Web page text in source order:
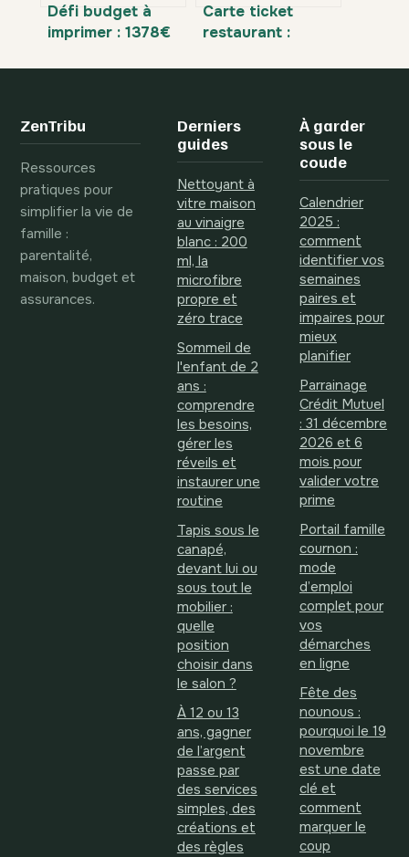
Défi budget à
imprimer : 1378€
an grâce au suivi
Carte ticket
restaurant :
plafond de 25 €,
caisse et les
commissions
posent problème
?
ZenTribu
Ressources
pratiques pour
simplifier la vie de
famille :
parentalité,
maison, budget et
assurances.
Derniers
guides
Nettoyant à
vitre maison
au vinaigre
blanc : 200
ml, la
microfibre
propre et
zéro trace
Sommeil de
l'enfant de 2
ans :
comprendre
les besoins,
gérer les
réveils et
instaurer une
routine
Tapis sous le
canapé,
devant lui ou
sous tout le
mobilier :
quelle
position
choisir dans
le salon ?
À 12 ou 13
ans, gagner
de l’argent
passe par
des services
simples, des
créations et
des règles
À garder
sous le
coude
Calendrier
2025 :
comment
identifier vos
semaines
paires et
impaires pour
mieux
planifier
Parrainage
Crédit Mutuel
: 31 décembre
2026 et 6
mois pour
valider votre
prime
Portail famille
cournon :
mode
d’emploi
complet pour
vos
démarches
en ligne
Fête des
nounous :
pourquoi le 19
novembre
est une date
clé et
comment
marquer le
coup